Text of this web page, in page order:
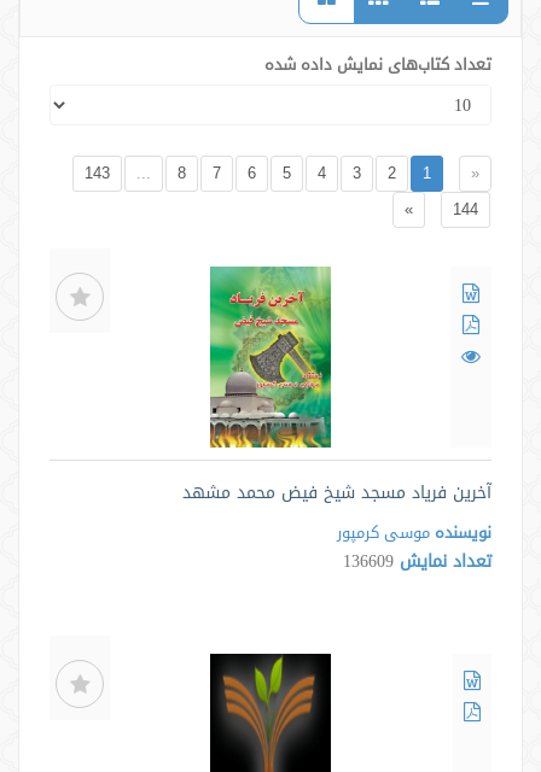
تعداد کتاب‌های نمایش داده شده
«
1
2
3
4
5
6
7
8
...
143
144
»
آخرین فریاد مسجد شیخ فیض محمد مشهد
نویسنده موسی کرمپور
تعداد نمایش 136609